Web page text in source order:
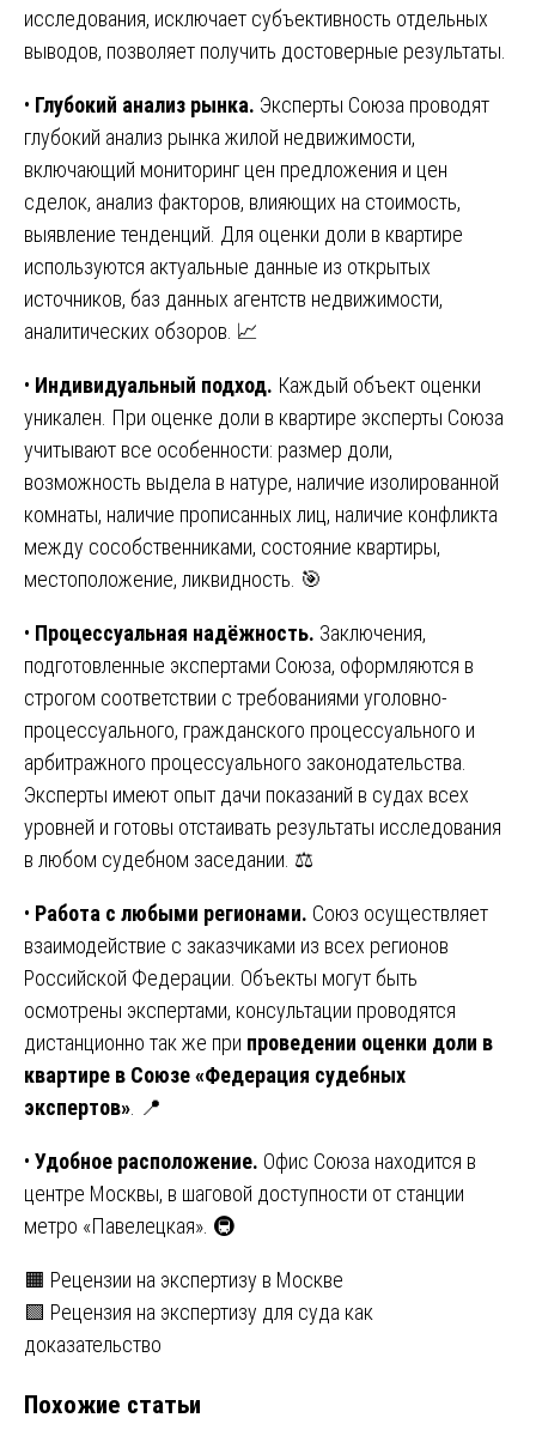
исследования, исключает субъективность отдельных
выводов, позволяет получить достоверные результаты.
• Глубокий анализ рынка. Эксперты Союза проводят
глубокий анализ рынка жилой недвижимости,
включающий мониторинг цен предложения и цен
сделок, анализ факторов, влияющих на стоимость,
выявление тенденций. Для оценки доли в квартире
используются актуальные данные из открытых
источников, баз данных агентств недвижимости,
аналитических обзоров. 📈
• Индивидуальный подход. Каждый объект оценки
уникален. При оценке доли в квартире эксперты Союза
учитывают все особенности: размер доли,
возможность выдела в натуре, наличие изолированной
комнаты, наличие прописанных лиц, наличие конфликта
между сособственниками, состояние квартиры,
местоположение, ликвидность. 🎯
• Процессуальная надёжность. Заключения,
подготовленные экспертами Союза, оформляются в
строгом соответствии с требованиями уголовно-
процессуального, гражданского процессуального и
арбитражного процессуального законодательства.
Эксперты имеют опыт дачи показаний в судах всех
уровней и готовы отстаивать результаты исследования
в любом судебном заседании. ⚖️
• Работа с любыми регионами. Союз осуществляет
взаимодействие с заказчиками из всех регионов
Российской Федерации. Объекты могут быть
осмотрены экспертами, консультации проводятся
дистанционно так же при проведении оценки доли в
квартире в Союзе «Федерация судебных
экспертов» . 📍
• Удобное расположение. Офис Союза находится в
центре Москвы, в шаговой доступности от станции
метро «Павелецкая». 🚇
Навигация
по
🟧 Рецензии на экспертизу в Москве
🟩 Рецензия на экспертизу для суда как
доказательство
Похожие статьи